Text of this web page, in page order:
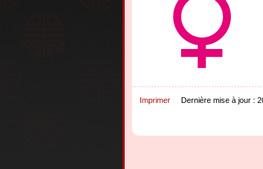
Imprimer Dernière mise à jour :